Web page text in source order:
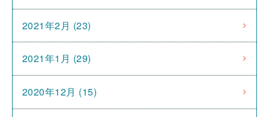
2021年2月 (23)
2021年1月 (29)
2020年12月 (15)